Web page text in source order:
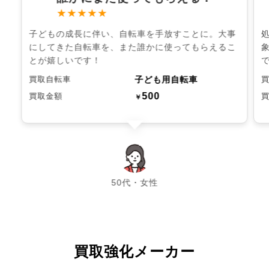
★★★★★
子どもの成長に伴い、自転車を手放すことに。大事
にしてきた自転車を、また誰かに使ってもらえるこ
とが嬉しいです！
買取自転車 子ども用自転車
買取金額 ￥500
50代・女性
chevron_left chevron_right
買取強化メーカー